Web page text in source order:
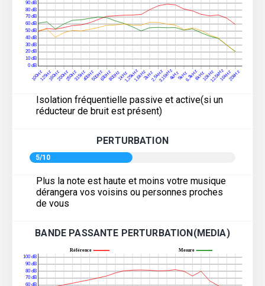
Isolation fréquentielle passive et active(si un
réducteur de bruit est présent)
PERTURBATION
5/10
Plus la note est haute et moins votre musique
dérangera vos voisins ou personnes proches
de vous
BANDE PASSANTE PERTURBATION(MEDIA)